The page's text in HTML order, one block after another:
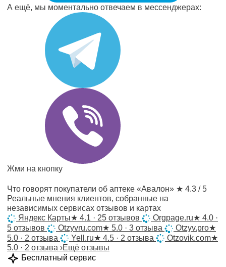
А ещё, мы моментально отвечаем в мессенджерах:
Жми на кнопку
Что говорят покупатели об аптеке «Авалон» ★ 4.3 / 5
Реальные мнения клиентов, собранные на
независимых сервисах отзывов и картах
Яндекс Карты★ 4.1 · 25 отзывов Orgpage.ru★ 4.0 ·
5 отзывов
Otzyvru.com★ 5.0 · 3 отзыва Otzyv.pro★
5.0 · 2 отзыва
Yell.ru★ 4.5 · 2 отзыва Otzovik.com★
5.0 · 2 отзыва ›Ещё отзывы
Бесплатный сервис